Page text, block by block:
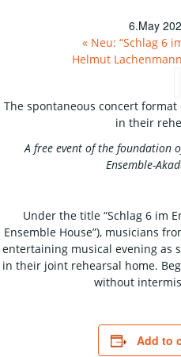
6.May
«Neu: “Schlag 6
Helmut
The spontaneous concert
in their
A free event of the foundation
Ensemble-
Under the title “Schlag 6 im
Ensemble House”), musicians
entertaining musical evening as
in their joint rehearsal home.
without
Add to